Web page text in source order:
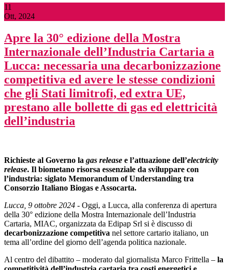
11
Ott, 2024
Apre la 30° edizione della Mostra
Internazionale dell’Industria Cartaria a
Lucca: necessaria una decarbonizzazione
competitiva ed avere le stesse condizioni
che gli Stati limitrofi, ed extra UE,
prestano alle bollette di gas ed elettricità
dell’industria
Richieste al Governo la gas release e l’attuazione dell’electricity
release. Il biometano risorsa essenziale da sviluppare con
l’industria: siglato Memorandum of Understanding tra
Consorzio Italiano Biogas e Assocarta.
Lucca, 9 ottobre 2024 - Oggi, a Lucca, alla conferenza di apertura
della 30° edizione della Mostra Internazionale dell’Industria
Cartaria, MIAC, organizzata da Edipap Srl si è discusso di
decarbonizzazione competitiva nel settore cartario italiano, un
tema all’ordine del giorno dell’agenda politica nazionale.
Al centro del dibattito – moderato dal giornalista Marco Frittella – la